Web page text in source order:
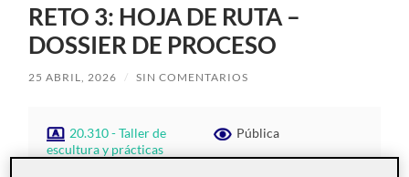
RETO 3: HOJA DE RUTA –
DOSSIER DE PROCESO
25 ABRIL, 2026 / SIN COMENTARIOS
20.310 - Taller de
escultura y prácticas
Pública